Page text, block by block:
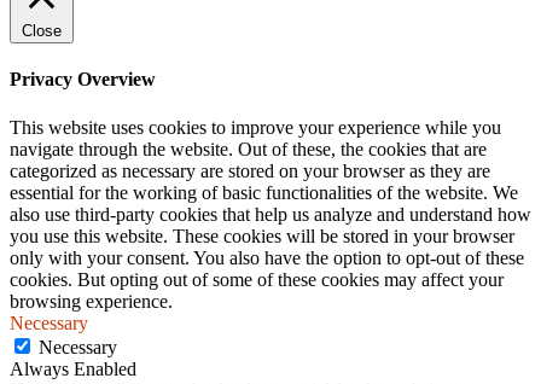
Close
Privacy Overview
This website uses cookies to improve your experience while you
navigate through the website. Out of these, the cookies that are
categorized as necessary are stored on your browser as they are
essential for the working of basic functionalities of the website. We
also use third-party cookies that help us analyze and understand how
you use this website. These cookies will be stored in your browser
only with your consent. You also have the option to opt-out of these
cookies. But opting out of some of these cookies may affect your
browsing experience.
Necessary
Necessary
Always Enabled